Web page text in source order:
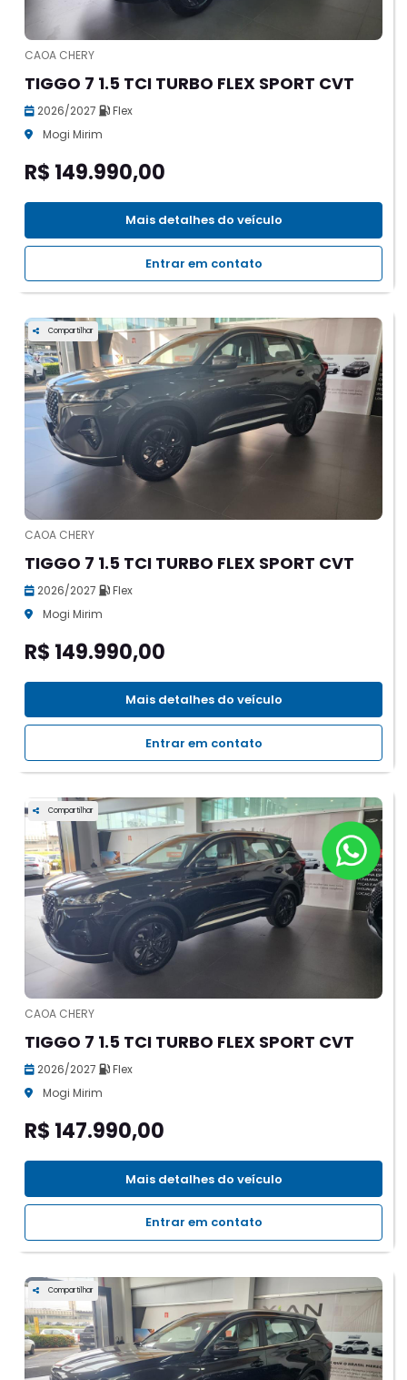
CAOA CHERY
TIGGO 7 1.5 TCI TURBO FLEX SPORT CVT
2026/2027
Flex
Mogi Mirim
R$ 149.990,00
Mais detalhes do veículo
Entrar em contato
Compartilhar
CAOA CHERY
TIGGO 7 1.5 TCI TURBO FLEX SPORT CVT
2026/2027
Flex
Mogi Mirim
R$ 149.990,00
Mais detalhes do veículo
Entrar em contato
Compartilhar
CAOA CHERY
TIGGO 7 1.5 TCI TURBO FLEX SPORT CVT
2026/2027
Flex
Mogi Mirim
R$ 147.990,00
Mais detalhes do veículo
Entrar em contato
Compartilhar